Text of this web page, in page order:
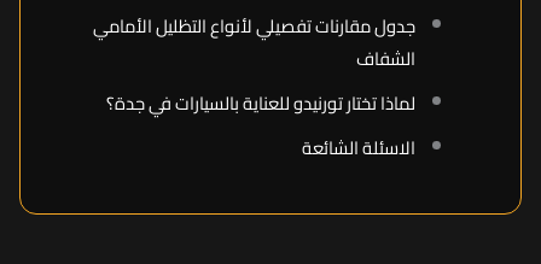
جدول مقارنات تفصيلي لأنواع التظليل الأمامي
الشفاف
لماذا تختار تورنيدو للعناية بالسيارات في جدة؟
الاسئلة الشائعة